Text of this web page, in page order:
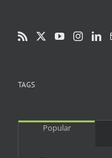
TAGS
Popular